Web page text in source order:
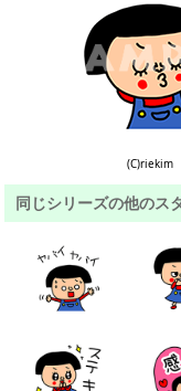
(C)riekim
同じシリーズの他のス